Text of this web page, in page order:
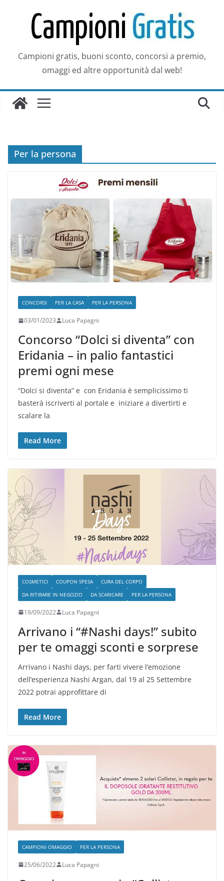
contenuto
Campioni gratis, buoni sconto, concorsi a premio,
omaggi ed altre opportunità dal web!
Per la persona
CONCORSI PER LA CASA PER LA PERSONA
03/01/2023 Luca Papagni
Concorso “Dolci si diventa” con
Eridania – in palio fantastici
premi ogni mese
“Dolci si diventa” e con Eridania è semplicissimo ti
basterà iscriverti al portale e iniziare a divertirti e
scalare la
Read More
COSMETICI COUPON SPESA
CURA DEL CORPO
DA RITIRARE IN NEGOZIO
DA SCARICARE PER LA PERSONA
19/09/2022 Luca Papagni
Arrivano i “#Nashi days!” subito
per te omaggi sconti e sorprese
Arrivano i Nashi days, per farti vivere l’emozione
dell’esperienza Nashi Argan, dal 19 al 25 Settembre
2022 potrai approfittare di
Read More
CAMPIONI OMAGGIO PER LA PERSONA
25/06/2022 Luca Papagni